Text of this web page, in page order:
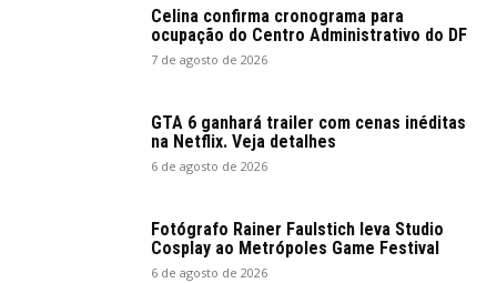
Celina confirma cronograma para
ocupação do Centro Administrativo do DF
7 de agosto de 2026
GTA 6 ganhará trailer com cenas inéditas
na Netflix. Veja detalhes
6 de agosto de 2026
Fotógrafo Rainer Faulstich leva Studio
Cosplay ao Metrópoles Game Festival
6 de agosto de 2026